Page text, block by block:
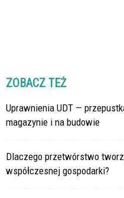
ZOBACZ TEŻ
Uprawnienia UDT —
magazynie i na budowie
Dlaczego przetwórstwo
współczesnej gospodarki?